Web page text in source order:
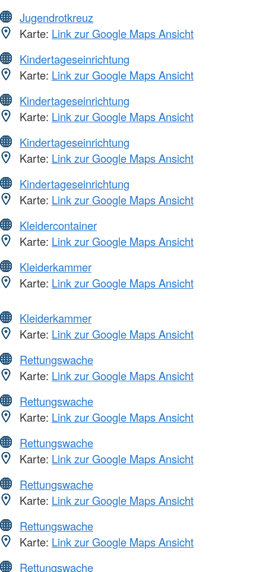
Jugendrotkreuz
Karte: Link zur Google Maps Ansicht
Kindertageseinrichtung
Karte: Link zur Google Maps Ansicht
Kindertageseinrichtung
Karte: Link zur Google Maps Ansicht
Kindertageseinrichtung
Karte: Link zur Google Maps Ansicht
Kindertageseinrichtung
Karte: Link zur Google Maps Ansicht
Kleidercontainer
Karte: Link zur Google Maps Ansicht
Kleiderkammer
Karte: Link zur Google Maps Ansicht
Kleiderkammer
Karte: Link zur Google Maps Ansicht
Rettungswache
Karte: Link zur Google Maps Ansicht
Rettungswache
Karte: Link zur Google Maps Ansicht
Rettungswache
Karte: Link zur Google Maps Ansicht
Rettungswache
Karte: Link zur Google Maps Ansicht
Rettungswache
Karte: Link zur Google Maps Ansicht
Rettungswache